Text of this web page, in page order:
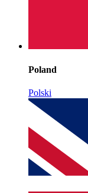
Poland
Polski